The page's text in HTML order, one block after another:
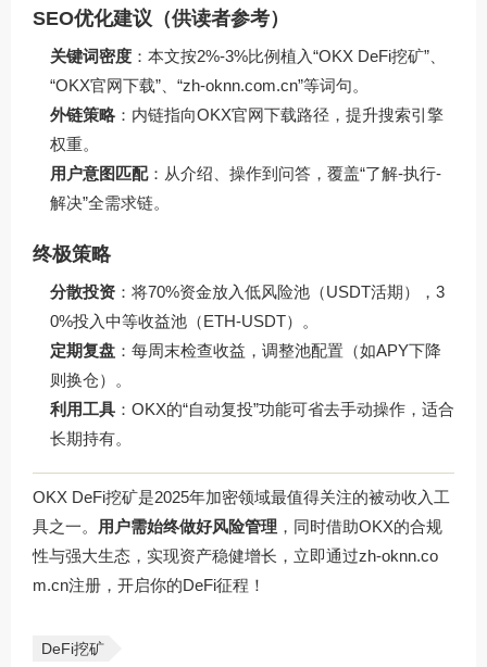
SEO优化建议（供读者参考）
关键词密度 ：本文按2%-3%比例植入“OKX DeFi挖矿”、
“OKX官网下载”、“zh-oknn.com.cn”等词句。
外链策略 ：内链指向OKX官网下载路径，提升搜索引擎
权重。
用户意图匹配：从介绍、操作到问答，覆盖“了解-执行-
解决”全需求链。
终极策略
分散投资 ：将70%资金放入低风险池（USDT活期），3
0%投入中等收益池（ETH-USDT）。
定期复盘 ：每周末检查收益，调整池配置（如APY下降
则换仓）。
利用工具 ：OKX的“自动复投”功能可省去手动操作，适合
长期持有。
OKX DeFi挖矿是2025年加密领域最值得关注的被动收入工
具之一。
用户需始终做好风险管理 ，同时借助OKX的合规
性与强大生态，实现资产稳健增长，立即通过zh-oknn.co
m.cn注册，开启你的DeFi征程！
DeFi挖矿